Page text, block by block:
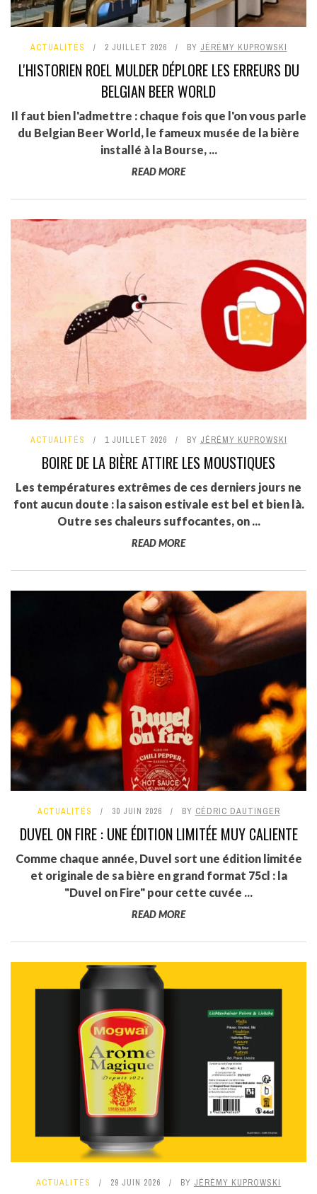
ACTUALITÉS 2 JUILLET 2026 BY JÉRÉMY KUPROWSKI
L'HISTORIEN ROEL MULDER DÉPLORE LES ERREURS DU
BELGIAN BEER WORLD
Il faut bien l'admettre : chaque fois que l'on vous parle
du Belgian Beer World, le fameux musée de la bière
installé à la Bourse, ...
READ MORE
ACTUALITÉS 1 JUILLET 2026 BY JÉRÉMY KUPROWSKI
BOIRE DE LA BIÈRE ATTIRE LES MOUSTIQUES
Les températures extrêmes de ces derniers jours ne
font aucun doute : la saison estivale est bel et bien là.
Outre ses chaleurs suffocantes, on ...
READ MORE
ACTUALITÉS 30 JUIN 2026 BY CÉDRIC DAUTINGER
DUVEL ON FIRE : UNE ÉDITION LIMITÉE MUY CALIENTE
Comme chaque année, Duvel sort une édition limitée
et originale de sa bière en grand format 75cl : la
"Duvel on Fire" pour cette cuvée ...
READ MORE
ACTUALITÉS 29 JUIN 2026 BY JÉRÉMY KUPROWSKI